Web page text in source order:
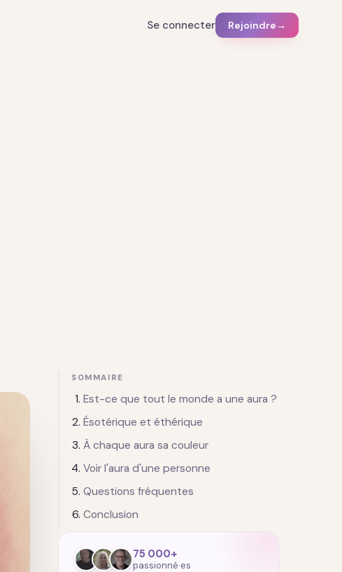
Se connecter Rejoindre →
SOMMAIRE
Est-ce que tout le monde a une aura ?
Ésotérique et éthérique
À chaque aura sa couleur
Voir l'aura d'une personne
Questions fréquentes
Conclusion
75 000+
passionné·es